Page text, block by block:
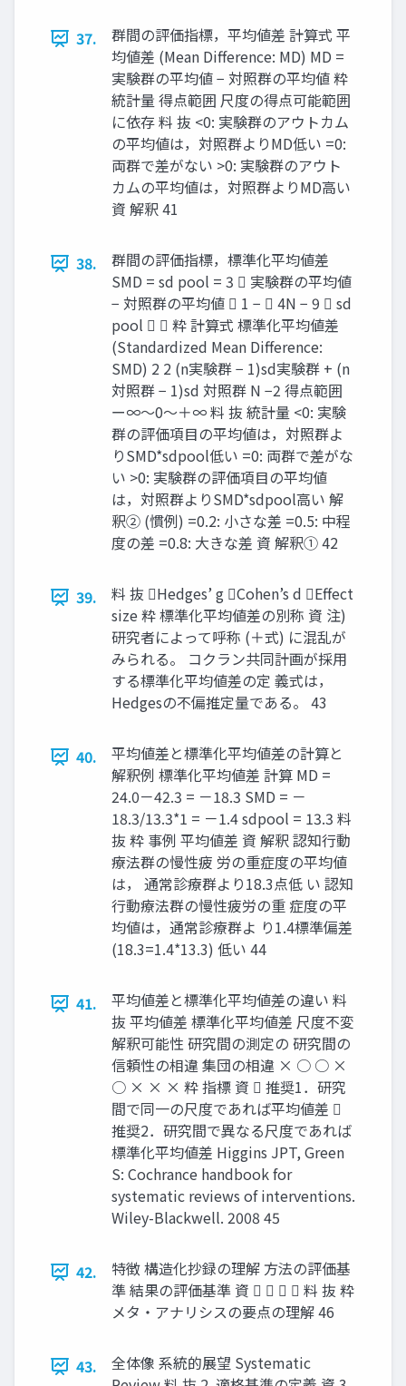
37.
群間の評価指標，平均値差 計算式 平
均値差 (Mean Difference: MD) MD =
実験群の平均値 − 対照群の平均値 粋
統計量 得点範囲 尺度の得点可能範囲
に依存 料 抜 <0: 実験群のアウトカム
の平均値は，対照群よりMD低い =0:
両群で差がない >0: 実験群のアウト
カムの平均値は，対照群よりMD高い
資 解釈 41
38.
群間の評価指標，標準化平均値差
SMD = sd pool = 3  実験群の平均値
− 対照群の平均値  1 −  4N − 9  sd
pool   粋 計算式 標準化平均値差
(Standardized Mean Difference:
SMD) 2 2 (n実験群 − 1)sd実験群 + (n
対照群 − 1)sd 対照群 N −2 得点範囲
ー∞〜0〜＋∞ 料 抜 統計量 <0: 実験
群の評価項目の平均値は，対照群よ
りSMD*sdpool低い =0: 両群で差がな
い >0: 実験群の評価項目の平均値
は，対照群よりSMD*sdpool高い 解
釈② (慣例) =0.2: 小さな差 =0.5: 中程
度の差 =0.8: 大きな差 資 解釈① 42
39.
料 抜 Hedges’ g Cohen’s d Effect
size 粋 標準化平均値差の別称 資 注)
研究者によって呼称 (＋式) に混乱が
みられる。 コクラン共同計画が採⽤
する標準化平均値差の定 義式は，
Hedgesの不偏推定量である。 43
40.
平均値差と標準化平均値差の計算と
解釈例 標準化平均値差 計算 MD =
24.0－42.3 = －18.3 SMD = －
18.3/13.3*1 = －1.4 sdpool = 13.3 料
抜 粋 事例 平均値差 資 解釈 認知⾏動
療法群の慢性疲 労の重症度の平均値
は， 通常診療群より18.3点低 い 認知
⾏動療法群の慢性疲労の重 症度の平
均値は，通常診療群よ り1.4標準偏差
(18.3=1.4*13.3) 低い 44
41.
平均値差と標準化平均値差の違い 料
抜 平均値差 標準化平均値差 尺度不変
解釈可能性 研究間の測定の 研究間の
信頼性の相違 集団の相違 × ○ ○ ×
○ × × × 粋 指標 資  推奨1．研究
間で同一の尺度であれば平均値差 
推奨2．研究間で異なる尺度であれば
標準化平均値差 Higgins JPT, Green
S: Cochrance handbook for
systematic reviews of interventions.
Wiley-Blackwell. 2008 45
42.
特徴 構造化抄録の理解 ⽅法の評価基
準 結果の評価基準 資     料 抜 粋
メタ・アナリシスの要点の理解 46
43.
全体像 系統的展望 Systematic